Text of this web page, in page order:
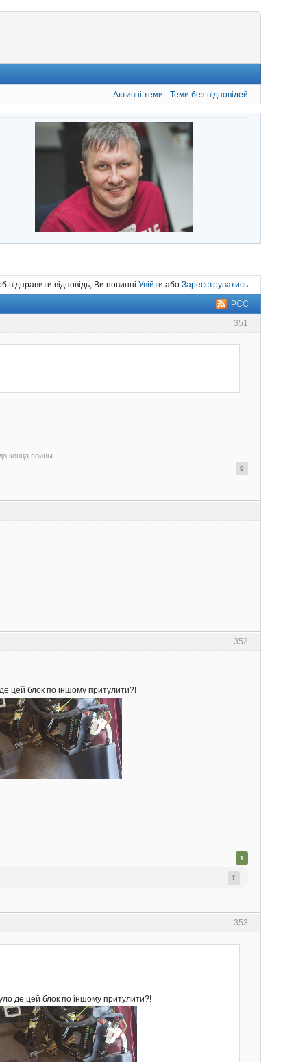
Активні теми Теми без відповідей
відправити відповідь, Ви повинні Увійти або Зареєструватись
РСС
351
конца войны.
0
352
цей блок по іншому притулити?!
1
1
353
де цей блок по іншому притулити?!